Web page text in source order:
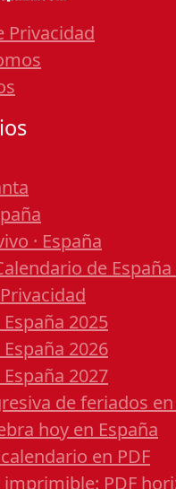
Privacidad
· España
de
2025
2026
2027
de feriados en
hoy en España
en PDF
PDF